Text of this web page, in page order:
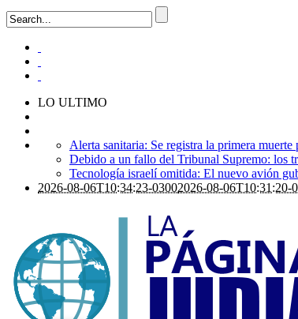
LO ULTIMO
Alerta sanitaria: Se registra la primera
Debido a un fallo del Tribunal Supremo: los
Tecnología israelí omitida: El nuevo avión
2026-08-06T10:34:23-03002026-08-06T10:31:20-